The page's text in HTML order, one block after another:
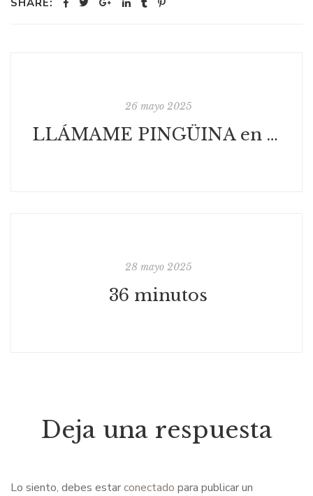
SHARE:
26 mayo 2025
LLÁMAME PINGÜINA en Artes y Letras (Heraldo de Aragón)
28 mayo 2025
36 minutos
Deja una respuesta
Lo siento, debes estarconectado para publicar un